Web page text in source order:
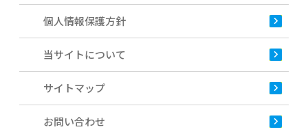
個人情報保護方針
当サイトについて
サイトマップ
お問い合わせ